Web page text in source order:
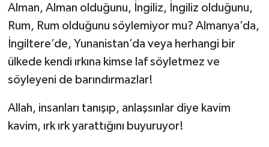
Alman, Alman olduğunu, İngiliz, İngiliz olduğunu,
Rum, Rum olduğunu söylemiyor mu? Almanya’da,
İngiltere’de, Yunanistan’da veya herhangi bir
ülkede kendi ırkına kimse laf söyletmez ve
söyleyeni de barındırmazlar!
Allah, insanları tanışıp, anlaşsınlar diye kavim
kavim, ırk ırk yarattığını buyuruyor!